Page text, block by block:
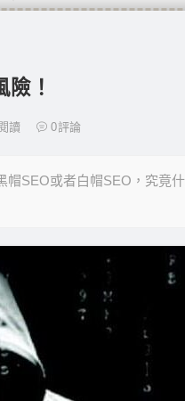
！
閱讀 0評論
SEO或者白帽SEO，究竟